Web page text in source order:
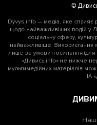
©
Dyvys.info — медіа, яке сприяє
щодо найважливіших подій у
соціальну сферу,
найважливіше. Використання
лише за умови посилання (для
«Дивись.info» не нижче
мультимедійних матеріалів
ІА